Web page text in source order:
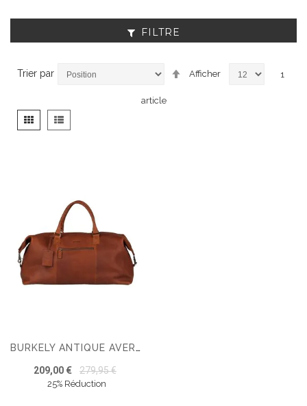
FILTRE
Trier par
Par
Afficher 1
article
Afficher
en
Grille Liste
BURKELY ANTIQUE AVERY WEEKENDER
209,00 € 279,95 €
25% Réduction